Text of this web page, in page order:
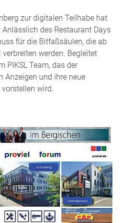
zur digitalen Teilhabe hat
des Restaurant Days
für die Bitfaßsäulen, die ab
werden. Begleitet
PIKSL Team, das der
Anzeigen und ihre neue
wird.